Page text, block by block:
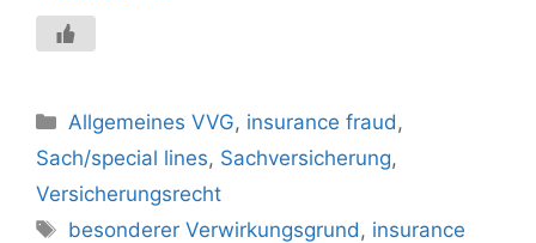
Kategorien
Allgemeines VVG, insurance fraud ,
Sach/special lines, Sachversicherung,
Versicherungsrecht
Schlagwörter
besonderer Verwirkungsgrund , insurance